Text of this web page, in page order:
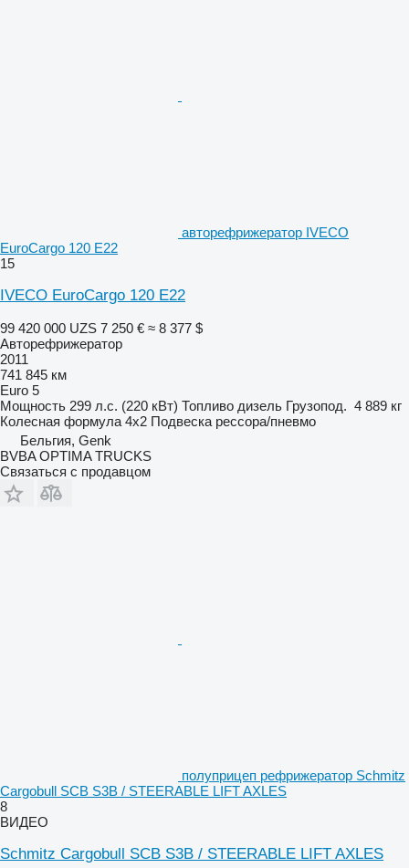
авторефрижератор IVECO
EuroCargo 120 E22
15
IVECO EuroCargo 120 E22
99 420 000 UZS 7 250 € ≈ 8 377 $
Авторефрижератор
2011
741 845 км
Euro 5
Мощность 299 л.с. (220 кВт) Топливо дизель Грузопод. 4 889 кг
Колесная формула 4x2 Подвеска рессора/пневмо
Бельгия, Genk
BVBA OPTIMA TRUCKS
Связаться с продавцом
полуприцеп рефрижератор Schmitz
Cargobull SCB S3B / STEERABLE LIFT AXLES
8
ВИДЕО
Schmitz Cargobull SCB S3B / STEERABLE LIFT AXLES